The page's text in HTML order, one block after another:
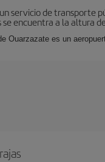
servicio de transporte
encuentra a la altura
Ouarzazate es un